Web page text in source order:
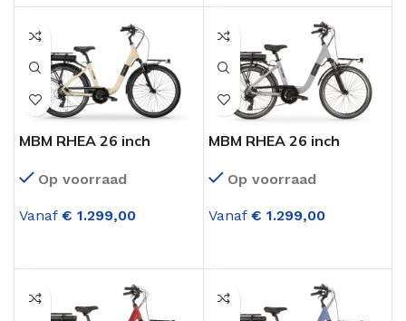
MBM RHEA 26 inch
achterwielmotor 7
Op voorraad
Vanaf € 1.299,00
MBM RHEA 26 inch
achterwielmotor 7
Op voorraad
Vanaf € 1.299,00